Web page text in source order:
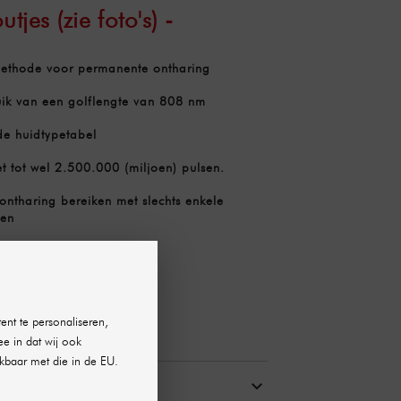
(zie foto's) -
voor permanente ontharing
van een golflengte van 808 nm
huidtypetabel
tot wel 2.500.000 (miljoen) pulsen.
bereiken met slechts enkele
te personaliseren,
in dat wij ook
met die in de EU.